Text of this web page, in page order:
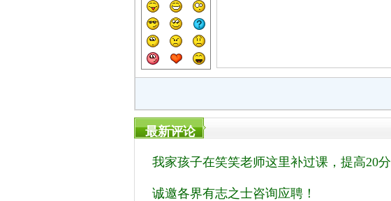
最新评论
我家孩子在笑笑老师这里补过课，提高20分
诚邀各界有志之士咨询应聘！